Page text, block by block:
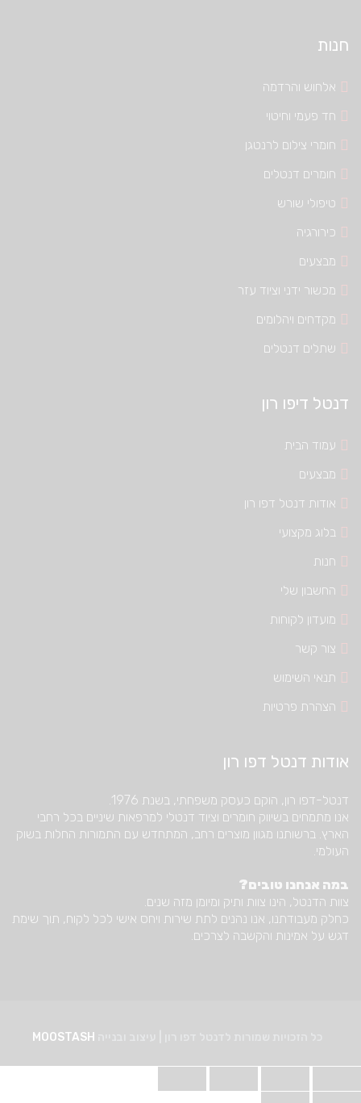
חנות
אלחוש והרדמה
חד פעמי וחיטוי
חומרי צילום לרנטגן
חומרים דנטלים
טיפולי שורש
כירורגיה
מבצעים
מכשור ידני וציוד עזר
מקדחים ויהלומים
שתלים דנטלים
דנטל דיפו רון
עמוד הבית
מבצעים
אודות דנטל דפו רון
בלוג מקצועי
חנות
החשבון שלי
מועדון לקוחות
צור קשר
תנאי השימוש
הצהרת פרטיות
אודות דנטל דפו רון
דנטל-דפו רון, הוקם כעסק משפחתי, בשנת 1976.
אנו מתמחים בשיווק חומרים וציוד דנטלי למרפאות שיניים בכל רחבי
הארץ. ברשותנו מגוון מוצרים רחב, המתחדש עם התמורות החלות בשוק
העולמי.
במה אנחנו טובים?
צוות הדנטל, הינו צוות ותיק ומיומן מזה שנים.
כחלק מעבודתנו, אנו נהנים לתת שירות ויחס אישי לכל לקוח, תוך שימת
דגש על אמינות והקשבה לצרכים.
MOOSTASH